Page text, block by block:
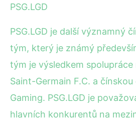
PSG.LGD
PSG.LGD je další významný
tým, který je známý
tým je výsledkem spolupráce
Saint-Germain F.C. a čínskou
Gaming. PSG.LGD je
hlavních konkurentů na